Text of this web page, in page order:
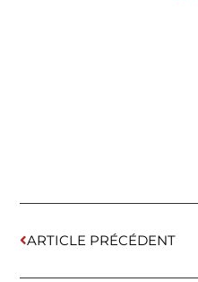
ARTICLE PRÉCÉDENT